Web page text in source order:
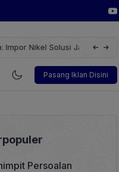
Negara
Pasang Iklan Disini
Teknologi
Persoalan